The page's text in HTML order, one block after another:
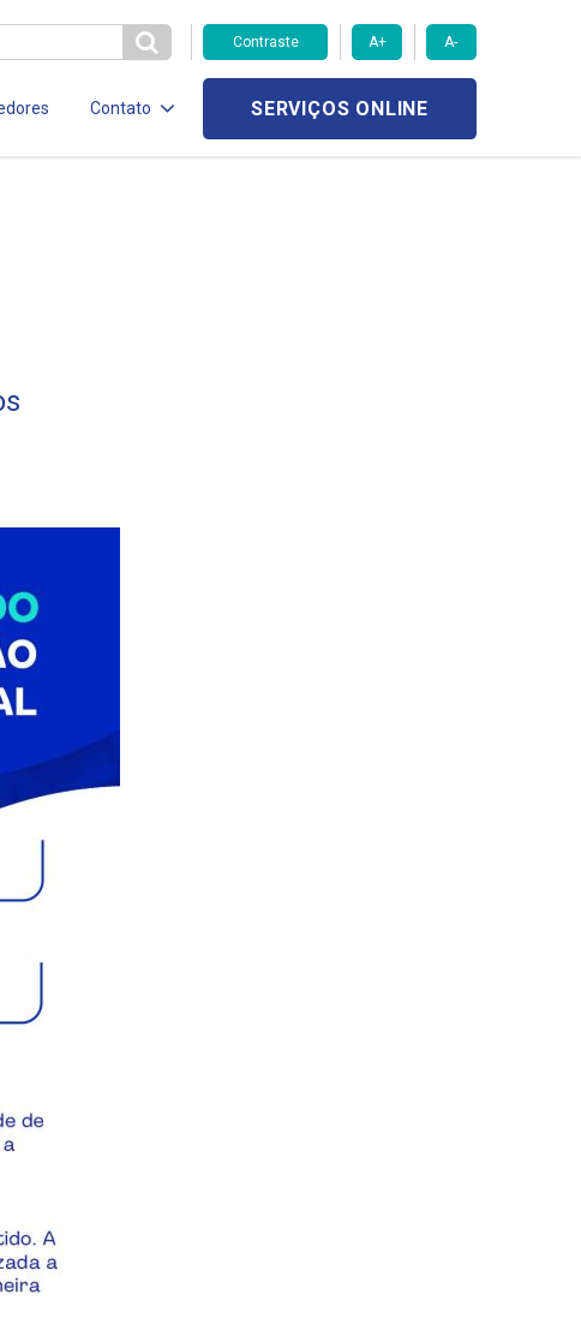
Contraste A+ A-
Contato SERVIÇOS ONLINE